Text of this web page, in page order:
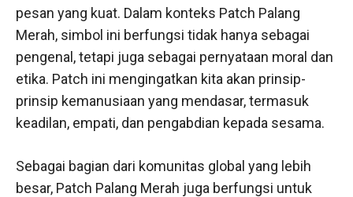
pesan yang kuat. Dalam konteks Patch Palang
Merah, simbol ini berfungsi tidak hanya sebagai
pengenal, tetapi juga sebagai pernyataan moral dan
etika. Patch ini mengingatkan kita akan prinsip-
prinsip kemanusiaan yang mendasar, termasuk
keadilan, empati, dan pengabdian kepada sesama.
Sebagai bagian dari komunitas global yang lebih
besar, Patch Palang Merah juga berfungsi untuk